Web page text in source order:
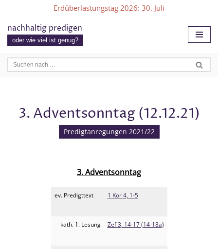
Zum
Inhalt
Erdüberlastungstag 2026: 30. Juli
nachhaltig predigen
oder wie viel ist genug?
3. Adventsonntag (12.12.21)
Predigtanregungen 2021/22
3. Adventsonntag
ev. Predigttext
kath. 1. Lesung
1 Kor 4, 1-5
Zef 3, 14-17 (14-18a)